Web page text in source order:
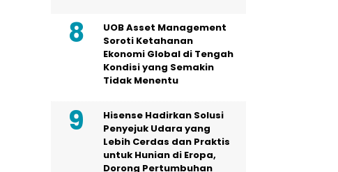
UOB Asset Management
Soroti Ketahanan
Ekonomi Global di Tengah
Kondisi yang Semakin
Tidak Menentu
Hisense Hadirkan Solusi
Penyejuk Udara yang
Lebih Cerdas dan Praktis
untuk Hunian di Eropa,
Dorong Pertumbuhan